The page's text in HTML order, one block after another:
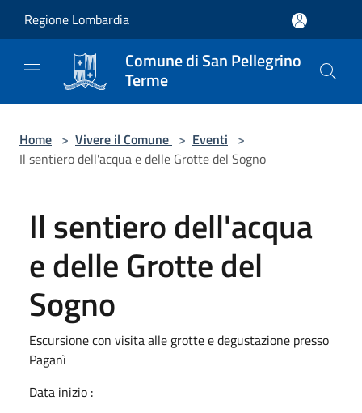
Regione Lombardia
Comune di San Pellegrino
Terme
Home > Vivere il Comune > Eventi >
Il sentiero dell'acqua e delle Grotte del Sogno
Il sentiero dell'acqua
e delle Grotte del
Sogno
Escursione con visita alle grotte e degustazione presso
Paganì
Data inizio :